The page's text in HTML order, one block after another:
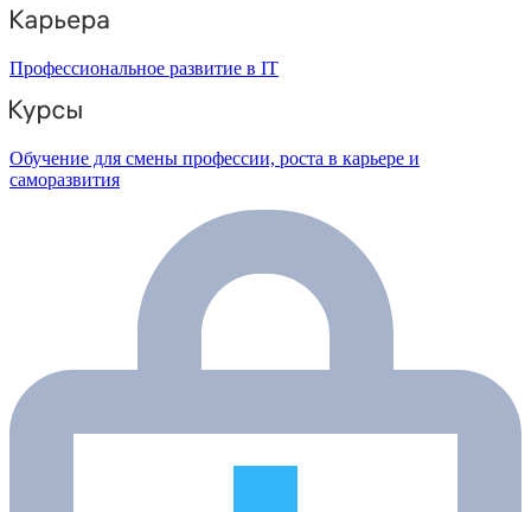
Профессиональное развитие в IT
Обучение для смены профессии, роста в карьере и
саморазвития